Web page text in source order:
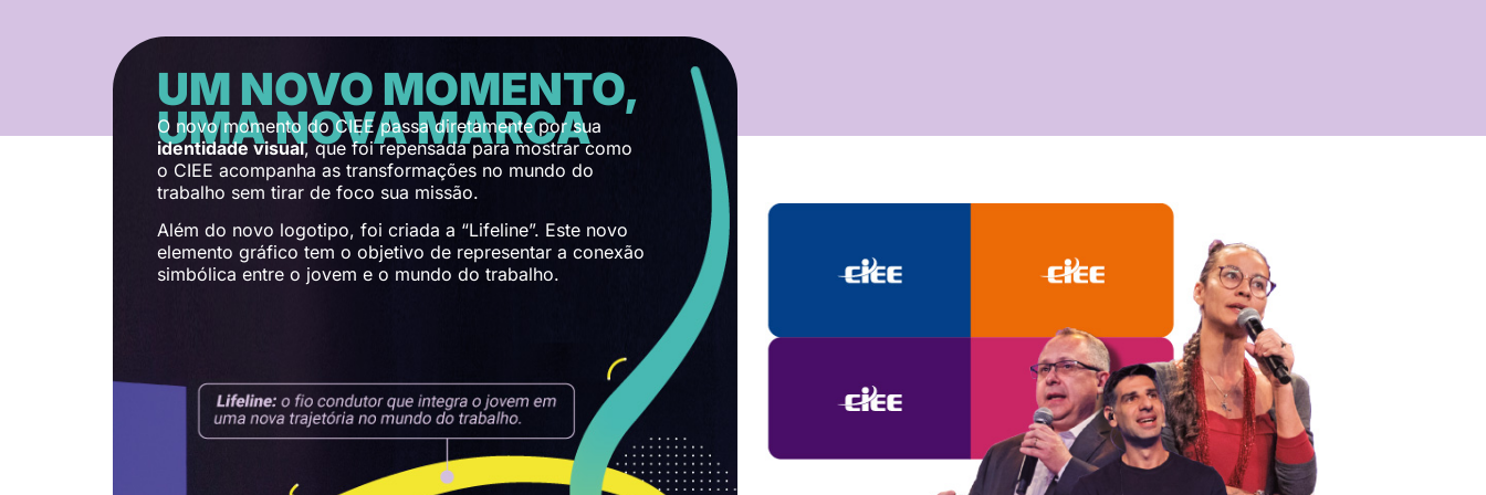
UM NOVO MOMENTO,
UMA NOVA MARCA
O novo momento do CIEE passa diretamente por sua
identidade visual, que foi repensada para mostrar como
o CIEE acompanha as transformações no mundo do
trabalho sem tirar de foco sua missão.
Além do novo logotipo, foi criada a “Lifeline”. Este novo
elemento gráfico tem o objetivo de representar a conexão
simbólica entre o jovem e o mundo do trabalho.